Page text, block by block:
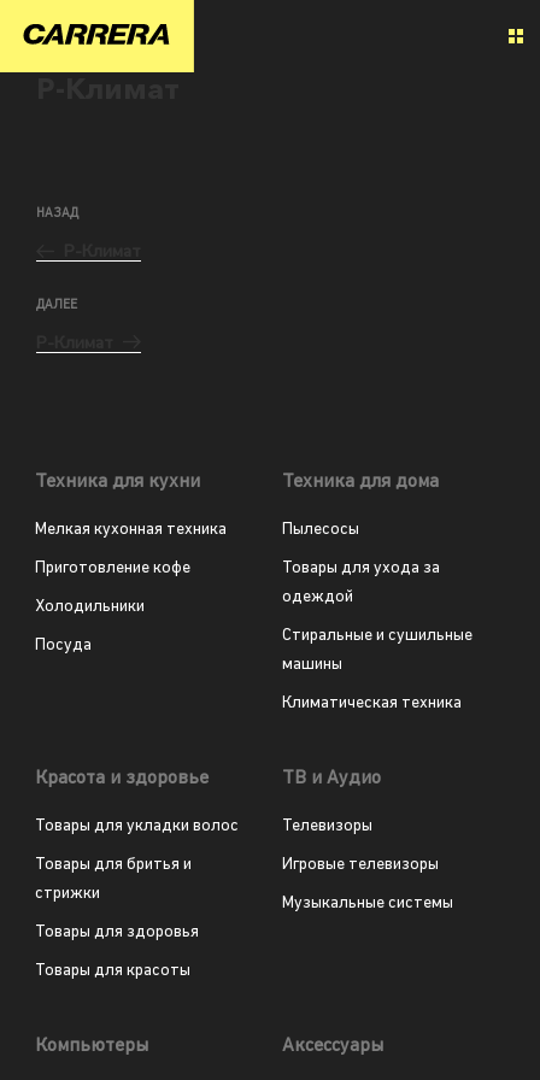
НАЗАД
ДАЛЕЕ
Техника для кухни
Мелкая кухонная техника
Приготовление кофе
Холодильники
Посуда
Техника для дома
Пылесосы
Товары для ухода за
одеждой
Стиральные и сушильные
машины
Климатическая техника
Красота и здоровье
Товары для укладки волос
Товары для бритья и
стрижки
Товары для здоровья
Товары для красоты
ТВ и Аудио
Телевизоры
Игровые телевизоры
Музыкальные системы
Компьютеры Аксессуары